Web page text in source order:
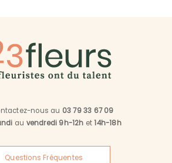
nous au 03 79 33 67 09
au vendredi 9h-12h et14h-18h
Questions Fréquentes